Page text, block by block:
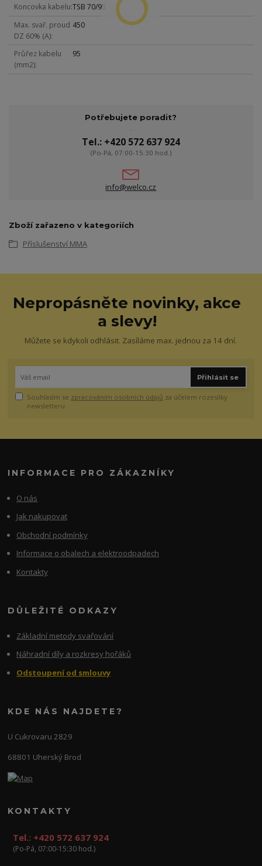
Koncovka kabelu TSB 70/95
Max. svař. proud
DZ 60% (A)
450
Průřez kabelu
(mm2)
95
Potřebujete poradit?
Tel.: +420 572 637 924
(Po-Pá, 07:00-15:30 hod.)
info@welco.cz
Zboží zařazeno v kategoriích
Příslušenství MMA
Nepropásněte novinky, akce
a slevy!
Můžete se kdykoli odhlásit. Zasíláme max. jednou za 14 dní.
Přihlásit se
Souhlasím se zpracováním osobních údajů za účelem rozesílky
newsletteru.
INFORMACE PRO ZÁKAZNÍKY
O nás
Jak nakupovat
Obchodní podmínky
Informace o obalech a elektroodpadech
Kontakty
DŮLEŽITÉ ODKAZY
Základní metody svařování
Náhradní díly a rozkresy hořáků
Odstoupení od smlouvy
KDE NÁS NAJDETE?
U Cukrovaru 2829
68801 Uherský Brod
KONTAKTY
Tel.: +420 572 637 924
(Po-Pá, 07:00-15:30 hod.)